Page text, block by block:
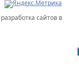
разработка сайтов в